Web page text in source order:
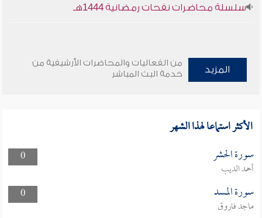
سلسلة محاضرات نفحات رمضانية 1444هـ
المزيد
من الفعاليات والمحاضرات الأرشيفية من
خدمة البث المباشر
الأكثر استماعا لهذا الشهر
0 سورة الحشر
أحمد الديب
0
سورة المسد
ماجد فاروق